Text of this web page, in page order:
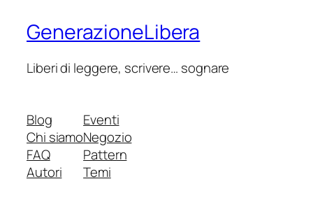
GenerazioneLibera
Liberi di leggere, scrivere… sognare
Blog
Chi siamo
FAQ
Autori
Eventi
Negozio
Pattern
Temi